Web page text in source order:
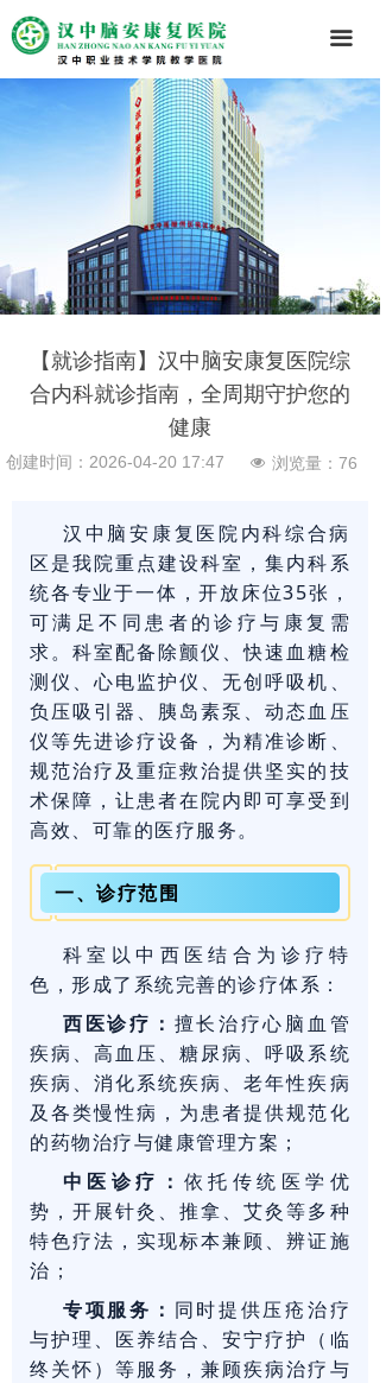
끀
【就诊指南】汉中脑安康复医院综
合内科就诊指南，全周期守护您的
健康
汉中脑安康复医院内科综合病
区是我院重点建设科室，集内科系
统各专业于一体，开放床位35张，
可满足不同患者的诊疗与康复需
求。科室配备除颤仪、快速血糖检
测仪、心电监护仪、无创呼吸机、
负压吸引器、胰岛素泵、动态血压
仪等先进诊疗设备，为精准诊断、
规范治疗及重症救治提供坚实的技
术保障，让患者在院内即可享受到
高效、可靠的医疗服务。
一、诊疗范围
科室以中西医结合为诊疗特
色，形成了系统完善的诊疗体系：
西医诊疗： 擅长治疗心脑血管
疾病、高血压、糖尿病、呼吸系统
疾病、消化系统疾病、老年性疾病
及各类慢性病，为患者提供规范化
的药物治疗与健康管理方案；
中医诊疗：依托传统医学优
势，开展针灸、推拿、艾灸等多种
特色疗法，实现标本兼顾、辨证施
治；
专项服务： 同时提供压疮治疗
与护理、医养结合、安宁疗护（临
终关怀）等服务，兼顾疾病治疗与
创建时间： 2026-04-20 17:47 넶 浏览量： 76